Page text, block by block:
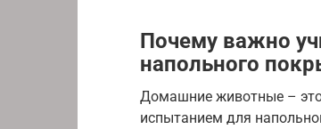
Почему важно
напольного
Домашние животные –
испытанием для